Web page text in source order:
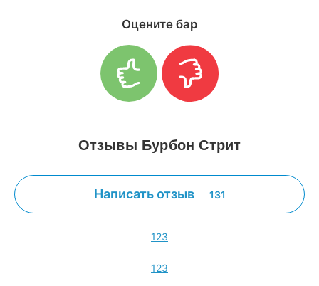
Оцените бар
Отзывы Бурбон Стрит
Написать отзыв 131
123
123